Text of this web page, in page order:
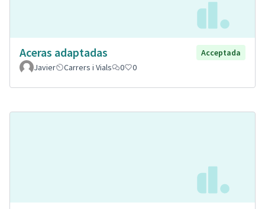
Aceras adaptadas
Acceptada
Javier
Carrers i Vials 0 0